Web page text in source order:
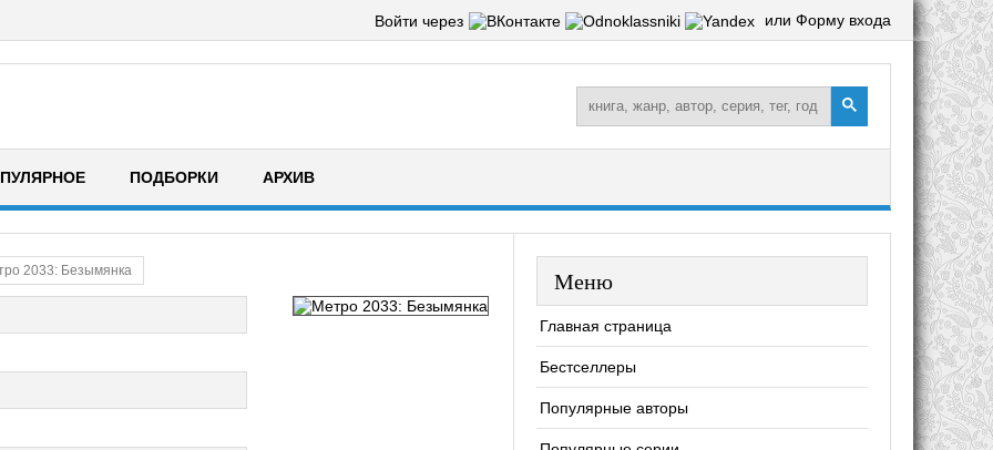
Войти через или Форму входа
ПОДБОРКИ АРХИВ
2033: Безымянка Меню
Главная страница
Бестселлеры
Популярные авторы